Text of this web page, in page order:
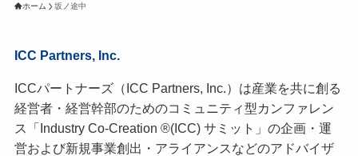
ホーム 坂ノ途中
ICC Partners, Inc.
ICCパートナーズ（ICC Partners, Inc.）は産業を共に創る
経営者・経営幹部のためのコミュニティ型カンファレン
ス「Industry Co-Creation ®(ICC) サミット」の企画・運
営および新規事業創出・アライアンスなどのアドバイザ